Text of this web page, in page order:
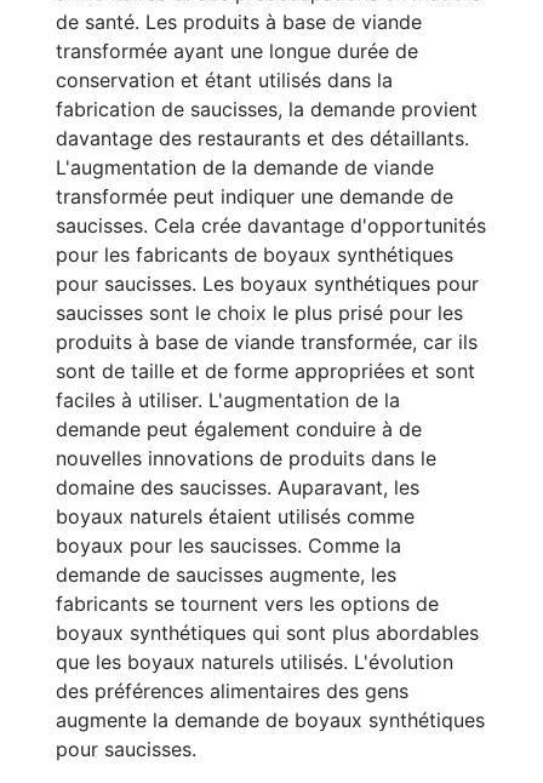
de santé. Les produits à base de viande
transformée ayant une longue durée de
conservation et étant utilisés dans la
fabrication de saucisses, la demande provient
davantage des restaurants et des détaillants.
L'augmentation de la demande de viande
transformée peut indiquer une demande de
saucisses. Cela crée davantage d'opportunités
pour les fabricants de boyaux synthétiques
pour saucisses. Les boyaux synthétiques pour
saucisses sont le choix le plus prisé pour les
produits à base de viande transformée, car ils
sont de taille et de forme appropriées et sont
faciles à utiliser. L'augmentation de la
demande peut également conduire à de
nouvelles innovations de produits dans le
domaine des saucisses. Auparavant, les
boyaux naturels étaient utilisés comme
boyaux pour les saucisses. Comme la
demande de saucisses augmente, les
fabricants se tournent vers les options de
boyaux synthétiques qui sont plus abordables
que les boyaux naturels utilisés. L'évolution
des préférences alimentaires des gens
augmente la demande de boyaux synthétiques
pour saucisses.